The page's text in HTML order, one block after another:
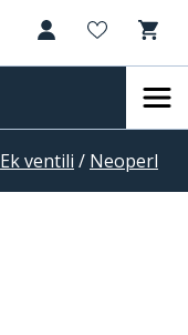
Ek ventili / Neoperl